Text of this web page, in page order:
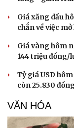
Giá xăng dầu
chắn về việc
Giá vàng hôm
144 triệu đồng/
Tỷ giá USD
còn 25.830
VĂN HÓA